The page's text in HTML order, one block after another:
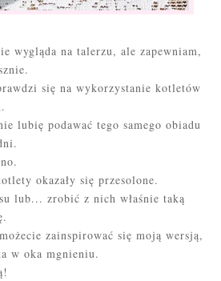
wygląda na talerzu, ale zapewniam,
się na wykorzystanie kotletów
lubię podawać tego samego obiadu
okazały się przesolone.
lub... zrobić z nich właśnie taką
zainspirować się moją wersją,
w oka mgnieniu.